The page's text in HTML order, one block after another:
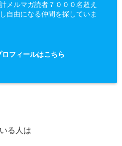
メルマガ読者７０００名超え
自由になる仲間を探していま
ロフィールはこちら
る人は